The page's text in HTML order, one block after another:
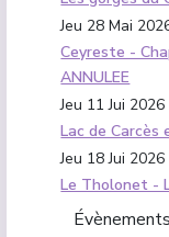
Jeu 28 Mai
Ceyreste -
ANNULEE
Jeu 11 Jui 2026
Lac de Carcès
Jeu 18 Jui 2026
Le Tholonet -